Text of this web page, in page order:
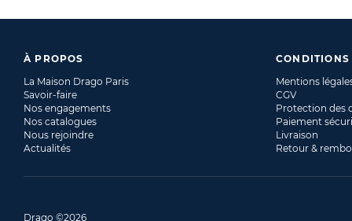
À PROPOS
La Maison Drago Paris
Savoir-faire
Nos engagements
Nos catalogues
Nous rejoindre
Actualités
CONDITIONS
Mentions
CGV
Protection des
Paiement
Livraison
Retour &
Drago ©2026